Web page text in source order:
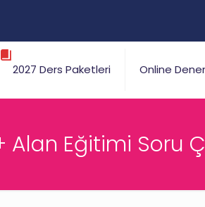
2027 Ders Paketleri Online
Alan Eğitimi Soru